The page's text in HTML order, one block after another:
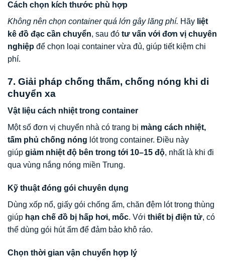
Cách chọn kích thước phù hợp
Không nên chọn container quá lớn gây lãng phí. Hãy liệt
kê đồ đạc cần chuyển, sau đó tư vấn với đơn vị chuyên
nghiệp để chọn loại container vừa đủ, giúp tiết kiệm chi
phí.
7. Giải pháp chống thấm, chống nóng khi di
chuyển xa
Vật liệu cách nhiệt trong container
Một số đơn vị chuyển nhà có trang bị màng cách nhiệt,
tấm phủ chống nóng lót trong container. Điều này
giúp giảm nhiệt độ bên trong tới 10–15 độ, nhất là khi đi
qua vùng nắng nóng miền Trung.
Kỹ thuật đóng gói chuyên dụng
Dùng xốp nổ, giấy gói chống ẩm, chăn đệm lót trong thùng
giúp hạn chế đồ bị hấp hơi, mốc. Với thiết bị điện tử, có
thể dùng gói hút ẩm để đảm bảo khô ráo.
Chọn thời gian vận chuyển hợp lý